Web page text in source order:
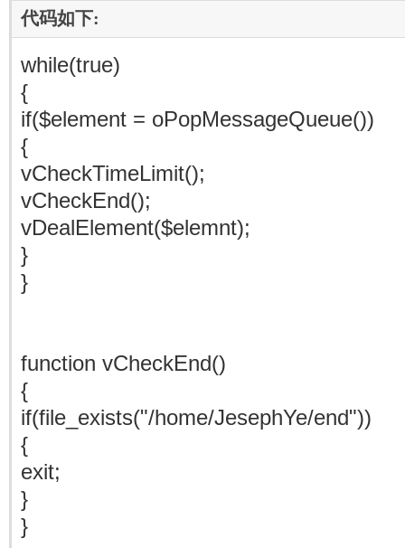
代码如下:
while(true)
{
if($element = oPopMessageQueue())
{
vCheckTimeLimit();
vCheckEnd();
vDealElement($elemnt);
}
}
function vCheckEnd()
{
if(file_exists("/home/JesephYe/end"))
{
exit;
}
}